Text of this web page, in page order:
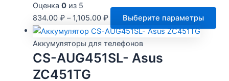
Оценка 0из 5
834.00 ₽– 1,105.00 ₽ Выберите параметры
Аккумуляторы для телефонов
CS-AUG451SL- Asus
ZC451TG